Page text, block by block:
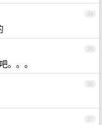
34
35
。。。
36
37